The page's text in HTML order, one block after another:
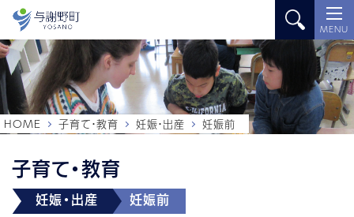
MENU
子育て・教育
妊娠・出産 妊娠前
HOME 子育て・教育 妊娠・出産 妊娠前